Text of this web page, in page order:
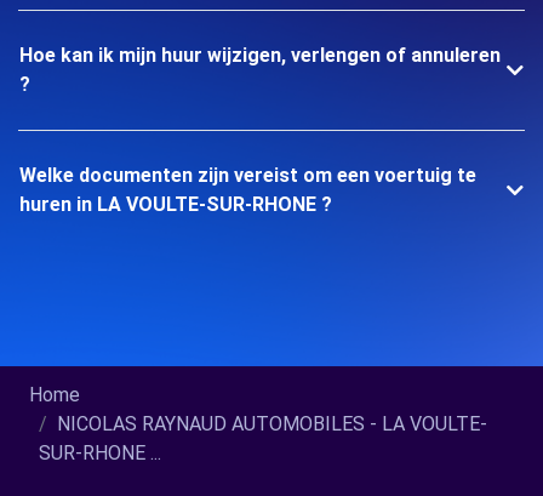
Hoe kan ik mijn huur wijzigen, verlengen of annuleren
?
Welke documenten zijn vereist om een voertuig te
huren in LA VOULTE-SUR-RHONE ?
Home
NICOLAS RAYNAUD AUTOMOBILES - LA VOULTE-
SUR-RHONE ...